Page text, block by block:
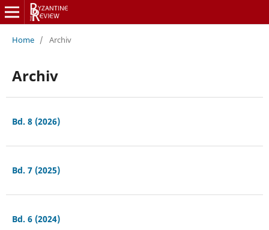
Home / Archiv
Archiv
Bd. 8 (2026)
Bd. 7 (2025)
Bd. 6 (2024)